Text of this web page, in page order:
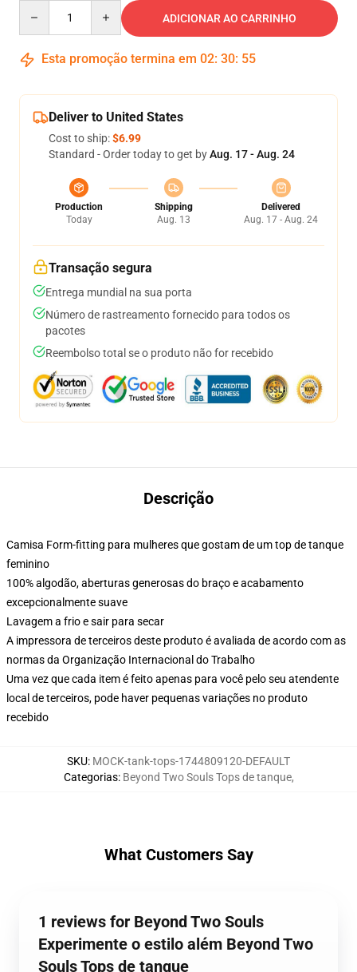
ADICIONAR AO CARRINHO
Esta promoção termina em 02: 30: 54
Deliver to United States
Cost to ship:$6.99
Standard - Order today to get byAug. 17 - Aug. 24
Production
Today
Shipping
Aug. 13
Delivered
Aug. 17 - Aug. 24
Transação segura
Entrega mundial na sua porta
Número de rastreamento fornecido para todos os
pacotes
Reembolso total se o produto não for recebido
Descrição
Camisa Form-fitting para mulheres que gostam de um top de tanque
feminino
100% algodão, aberturas generosas do braço e acabamento
excepcionalmente suave
Lavagem a frio e sair para secar
A impressora de terceiros deste produto é avaliada de acordo com as
normas da Organização Internacional do Trabalho
Uma vez que cada item é feito apenas para você pelo seu atendente
local de terceiros, pode haver pequenas variações no produto
recebido
SKU: MOCK-tank-tops-1744809120-DEFAULT
Categorias: Beyond Two Souls Tops de tanque,
What Customers Say
1 reviews for Beyond Two Souls
Experimente o estilo além Beyond Two
Souls Tops de tanque